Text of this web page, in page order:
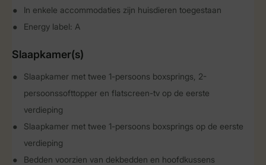
In enkele accommodaties zijn huisdieren toegestaan
Energy label: A
Slaapkamer(s)
Slaapkamer met twee 1-persoons boxsprings, 2-
persoonssofttopper en flatscreen-tv op de eerste
verdieping
Slaapkamer met twee 1-persoons boxsprings op de eerste
verdieping
Bedden voorzien van dekbedden en hoofdkussens